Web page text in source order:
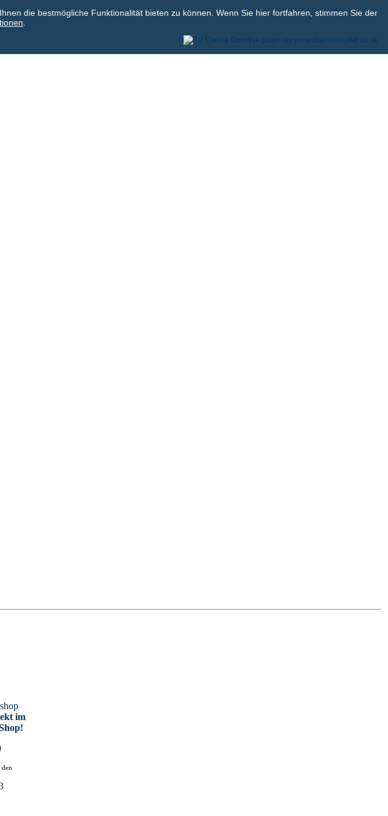
im
den
die bestmögliche Funktionalität bieten zu können. Wenn Sie hier fortfahren, stimmen Sie der